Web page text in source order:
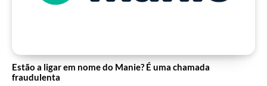
Estão a ligar em nome do Manie? É uma chamada
fraudulenta